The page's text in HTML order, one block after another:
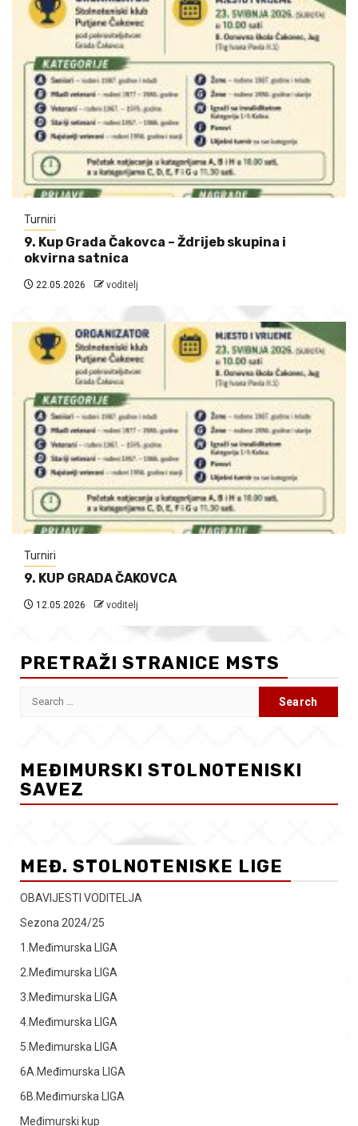
Turniri
9. Kup Grada Čakovca – Ždrijeb skupina i
okvirna satnica
22.05.2026 voditelj
Turniri
9. KUP GRADA ČAKOVCA
12.05.2026 voditelj
PRETRAŽI STRANICE MSTS
Search
MEĐIMURSKI STOLNOTENISKI
SAVEZ
MEĐ. STOLNOTENISKE LIGE
OBAVIJESTI VODITELJA
Sezona 2024/25
1.Međimurska LIGA
2.Međimurska LIGA
3.Međimurska LIGA
4.Međimurska LIGA
5.Međimurska LIGA
6A.Međimurska LIGA
6B.Međimurska LIGA
Međimurski kup